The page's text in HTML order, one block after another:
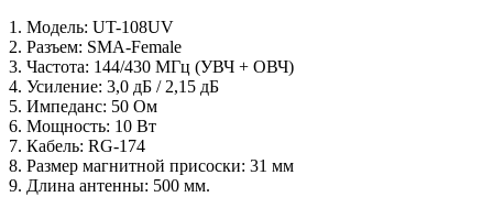
1. Модель: UT-108UV
2. Разъем: SMA-Female
3. Частота: 144/430 МГц (УВЧ + ОВЧ)
4. Усиление: 3,0 дБ / 2,15 дБ
5. Импеданс: 50 Ом
6. Мощность: 10 Вт
7. Кабель: RG-174
8. Размер магнитной присоски: 31 мм
9. Длина антенны: 500 мм.